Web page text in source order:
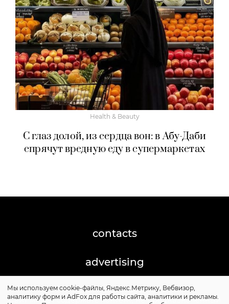
Health & Beauty
С глаз долой, из сердца вон: в Абу-Даби
спрячут вредную еду в супермаркетах
contacts
advertising
©2026 Posta-Magazine
Сайт может содержать контент, не предназначенный
Мы используем cookie-файлы, Яндекс.Метрику, Вебвизор,
аналитику форм и AdFox для работы сайта, аналитики и рекламы.